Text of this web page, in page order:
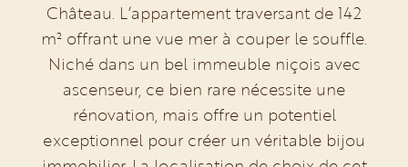
Château. L’appartement traversant de 142
m² offrant une vue mer à couper le souffle.
Niché dans un bel immeuble niçois avec
ascenseur, ce bien rare nécessite une
rénovation, mais offre un potentiel
exceptionnel pour créer un véritable bijou